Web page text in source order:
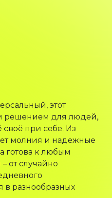
этот
решением для людей,
при себе. Из
молния и надежные
готова к любым
от случайно
в разнообразных